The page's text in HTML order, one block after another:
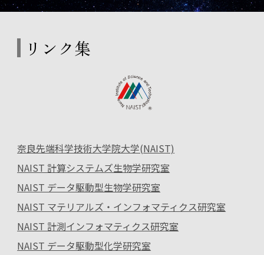
リンク集
奈良先端科学技術大学院大学(NAIST)
NAIST 計算システムズ生物学研究室
NAIST データ駆動型生物学研究室
NAIST マテリアルズ・インフォマティクス研究室
NAIST 計測インフォマティクス研究室
NAIST データ駆動型化学研究室